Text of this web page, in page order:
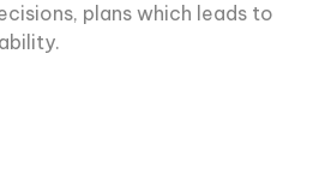
plans which leads to